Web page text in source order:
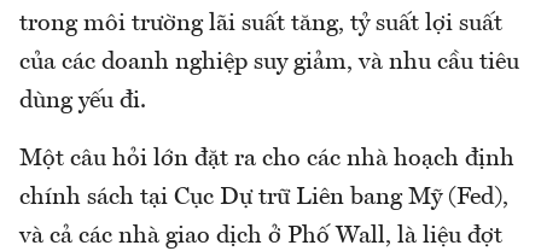
trong môi trường lãi suất tăng, tỷ suất lợi suất
của các doanh nghiệp suy giảm, và nhu cầu tiêu
dùng yếu đi.
Một câu hỏi lớn đặt ra cho các nhà hoạch định
chính sách tại Cục Dự trữ Liên bang Mỹ (Fed),
và cả các nhà giao dịch ở Phố Wall, là liệu đợt